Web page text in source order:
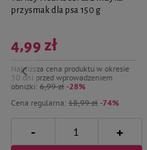
przysmak dla psa 150 g
Cena regularna: 18,99 zł -74%
4,99 zł
Najniższa cena produktu w okresie
30 dni przed wprowadzeniem
obniżki: 6,99 zł -28%
- +